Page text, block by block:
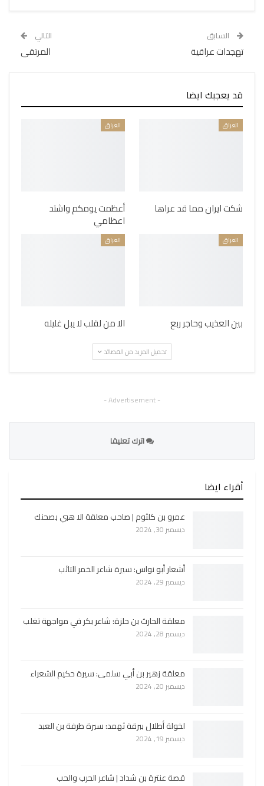
السابق
تهجدات عراقية
التالي
المرتقى
قد يعجبك ايضا
العراق
شكت ايران مما قد عراها
العراق
أعظمت يومكم واشتد
اعظامي
العراق
بين العذيب وحاجر ربع
العراق
الا من لقلب لا يبل غليله
تحميل المزيد من القصائد
- Advertisement -
اترك تعليقا
أقراء ايضا
عمرو بن كلثوم | صاحب معلقة الا هبي بصحنك
ديسمبر 30, 2024
أشعار أبو نواس: سيرة شاعر الخمر التائب
ديسمبر 29, 2024
معلقة الحارث بن حلزة: شاعر بكر في مواجهة تغلب
ديسمبر 28, 2024
معلقة زهير بن أبي سلمى: سيرة حكيم الشعراء
ديسمبر 20, 2024
لخولة أطلال ببرقة ثهمد: سيرة طرفة بن العبد
ديسمبر 19, 2024
قصة عنترة بن شداد | شاعر الحرب والحب